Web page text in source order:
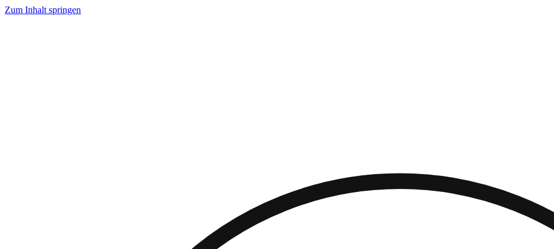
Zum Inhalt springen